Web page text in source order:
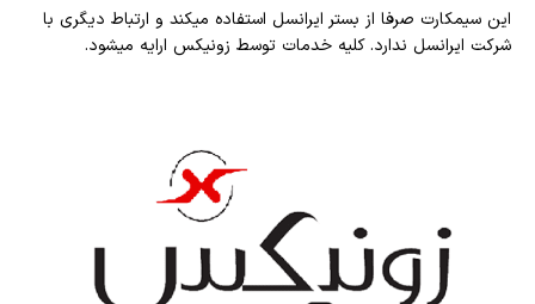
این سیمکارت صرفا از بستر ایرانسل استفاده میکند و ارتباط دیگری با
شرکت ایرانسل ندارد. کلیه خدمات توسط زونیکس ارایه میشود.